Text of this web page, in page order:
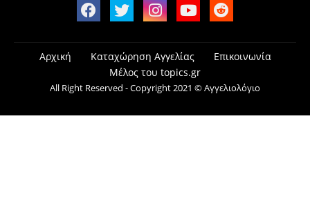
Αρχική Καταχώρηση Αγγελίας
Επικοινωνία
Μέλος του topics.gr
All Right Reserved - Copyright 2021 © Αγγελιολόγιο